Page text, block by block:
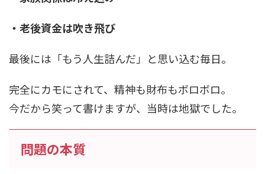
・老後資金は吹き飛び
最後には「もう人生詰んだ」と思い込む毎日。
完全にカモにされて、精神も財布もボロボロ。
今だから笑って書けますが、当時は地獄でした。
問題の本質